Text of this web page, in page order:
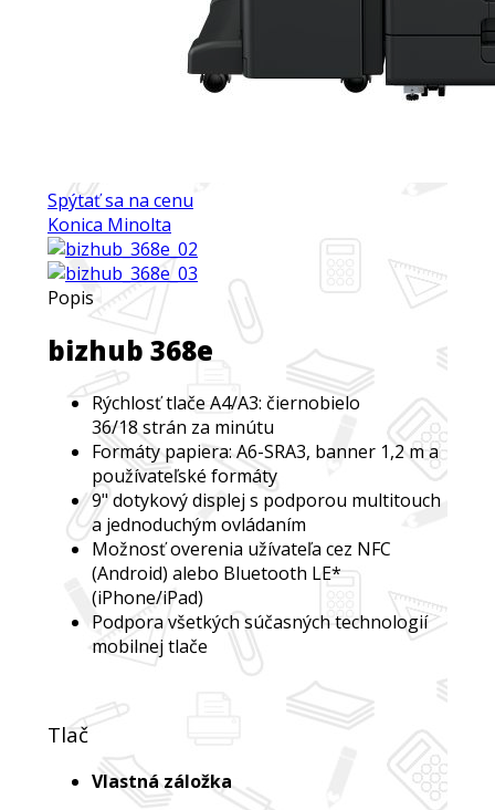
Spýtať sa na cenu
Konica Minolta
Popis
bizhub 368e
Rýchlosť tlače A4/A3: čiernobielo
36/18 strán za minútu
Formáty papiera: A6-SRA3, banner 1,2 m a
používateľské formáty
9" dotykový displej s podporou multitouch
a jednoduchým ovládaním
Možnosť overenia užívateľa cez NFC
(Android) alebo Bluetooth LE*
(iPhone/iPad)
Podpora všetkých súčasných technologií
mobilnej tlače
Tlač
Vlastná záložka